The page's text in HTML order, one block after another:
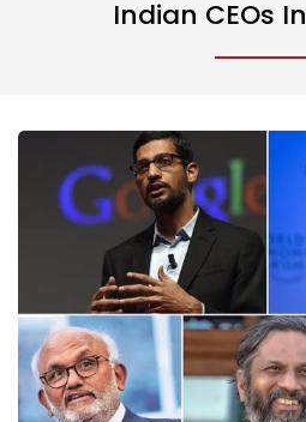
Indian CEOs